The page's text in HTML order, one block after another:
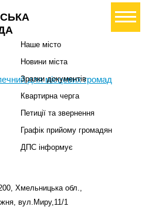
петицію
для місцевих громад
Наше місто
Новини міста
Зразки документів
Квартирна черга
Петиції та звернення
Графік прийому громадян
ДПС інформує
Хмельницька обл.,
вул.Миру,11/1